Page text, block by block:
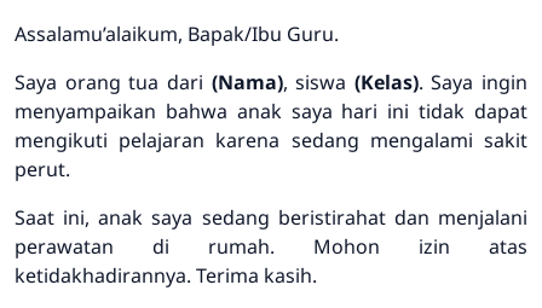
Assalamu’alaikum, Bapak/Ibu Guru.
Saya orang tua dari (Nama), siswa (Kelas). Saya ingin
menyampaikan bahwa anak saya hari ini tidak dapat
mengikuti pelajaran karena sedang mengalami sakit
perut.
Saat ini, anak saya sedang beristirahat dan menjalani
perawatan di rumah. Mohon izin atas
ketidakhadirannya. Terima kasih.